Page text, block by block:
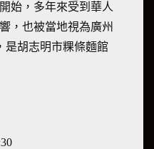
始，多年來受到華人
，也被當地視為廣州
是胡志明市粿條麵館